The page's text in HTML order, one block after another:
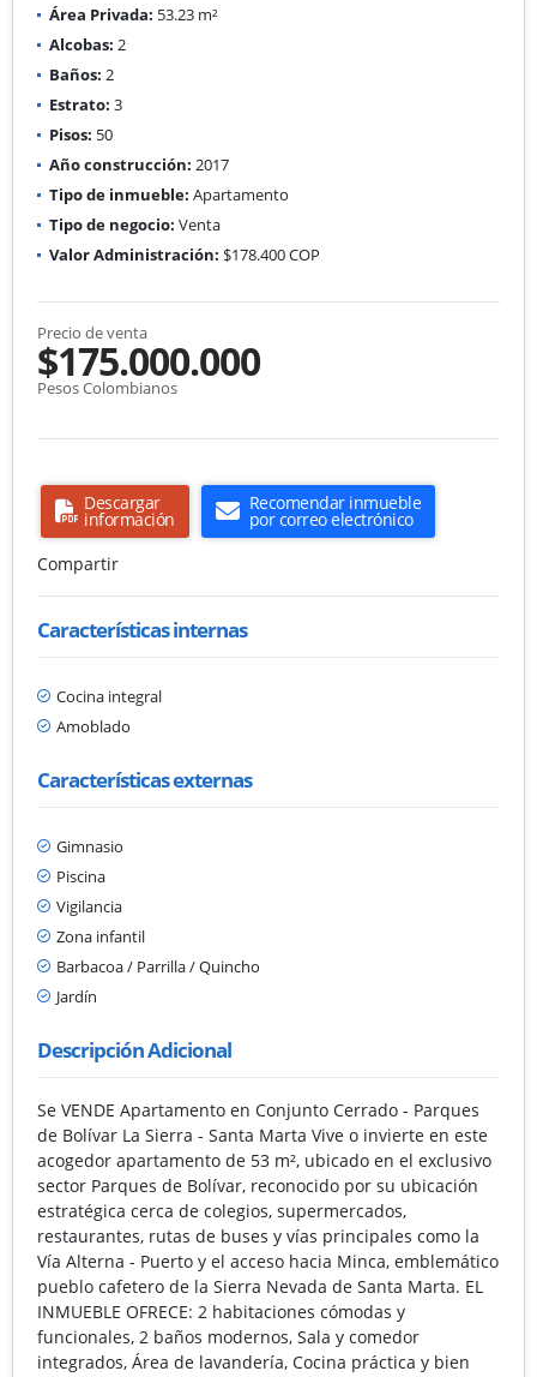
Área Privada: 53.23 m²
Alcobas: 2
Baños: 2
Estrato: 3
Pisos: 50
Año construcción: 2017
Tipo de inmueble: Apartamento
Tipo de negocio: Venta
Valor Administración: $178.400 COP
Precio de venta
$175.000.000
Pesos Colombianos
Descargar
información
Recomendar inmueble
por correo electrónico
Compartir
Características internas
Cocina integral
Amoblado
Características externas
Gimnasio
Piscina
Vigilancia
Zona infantil
Barbacoa / Parrilla / Quincho
Jardín
Descripción Adicional
Se VENDE Apartamento en Conjunto Cerrado - Parques
de Bolívar La Sierra - Santa Marta Vive o invierte en este
acogedor apartamento de 53 m², ubicado en el exclusivo
sector Parques de Bolívar, reconocido por su ubicación
estratégica cerca de colegios, supermercados,
restaurantes, rutas de buses y vías principales como la
Vía Alterna - Puerto y el acceso hacia Minca, emblemático
pueblo cafetero de la Sierra Nevada de Santa Marta. EL
INMUEBLE OFRECE: 2 habitaciones cómodas y
funcionales, 2 baños modernos, Sala y comedor
integrados, Área de lavandería, Cocina práctica y bien